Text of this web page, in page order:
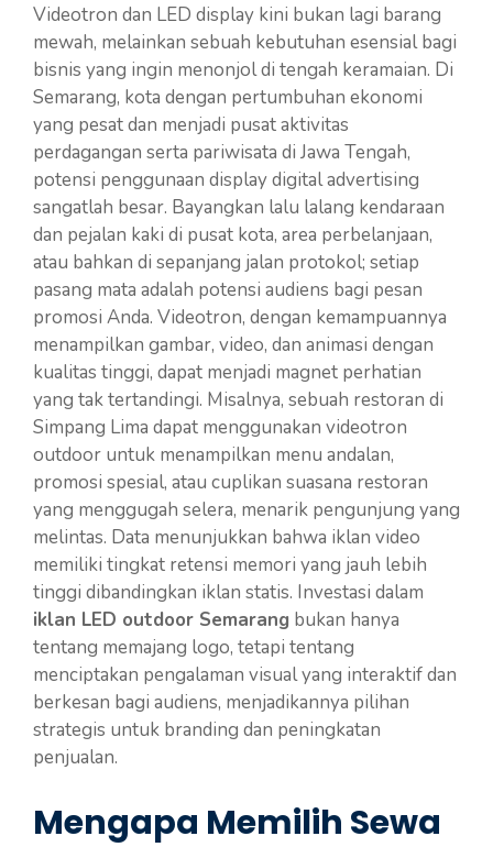
Videotron dan LED display kini bukan lagi barang
mewah, melainkan sebuah kebutuhan esensial bagi
bisnis yang ingin menonjol di tengah keramaian. Di
Semarang, kota dengan pertumbuhan ekonomi
yang pesat dan menjadi pusat aktivitas
perdagangan serta pariwisata di Jawa Tengah,
potensi penggunaan display digital advertising
sangatlah besar. Bayangkan lalu lalang kendaraan
dan pejalan kaki di pusat kota, area perbelanjaan,
atau bahkan di sepanjang jalan protokol; setiap
pasang mata adalah potensi audiens bagi pesan
promosi Anda. Videotron, dengan kemampuannya
menampilkan gambar, video, dan animasi dengan
kualitas tinggi, dapat menjadi magnet perhatian
yang tak tertandingi. Misalnya, sebuah restoran di
Simpang Lima dapat menggunakan videotron
outdoor untuk menampilkan menu andalan,
promosi spesial, atau cuplikan suasana restoran
yang menggugah selera, menarik pengunjung yang
melintas. Data menunjukkan bahwa iklan video
memiliki tingkat retensi memori yang jauh lebih
tinggi dibandingkan iklan statis. Investasi dalam
iklan LED outdoor Semarang bukan hanya
tentang memajang logo, tetapi tentang
menciptakan pengalaman visual yang interaktif dan
berkesan bagi audiens, menjadikannya pilihan
strategis untuk branding dan peningkatan
penjualan.
Mengapa Memilih Sewa